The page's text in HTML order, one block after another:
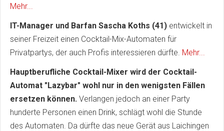
Mehr...
IT-Manager und Barfan Sascha Koths (41) entwickelt in
seiner Freizeit einen Cocktail-Mix-Automaten für
Privatpartys, der auch Profis interessieren dürfte. Mehr...
Hauptberufliche Cocktail-Mixer wird der Cocktail-
Automat "Lazybar" wohl nur in den wenigsten Fällen
ersetzen können. Verlangen jedoch an einer Party
hunderte Personen einen Drink, schlägt wohl die Stunde
des Automaten. Da dürfte das neue Gerät aus Laichingen